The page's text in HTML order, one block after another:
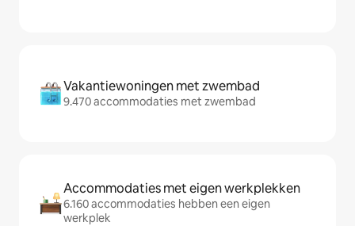
Vakantiewoningen met zwembad
9.470 accommodaties met zwembad
Accommodaties met eigen werkplekken
6.160 accommodaties hebben een eigen
werkplek